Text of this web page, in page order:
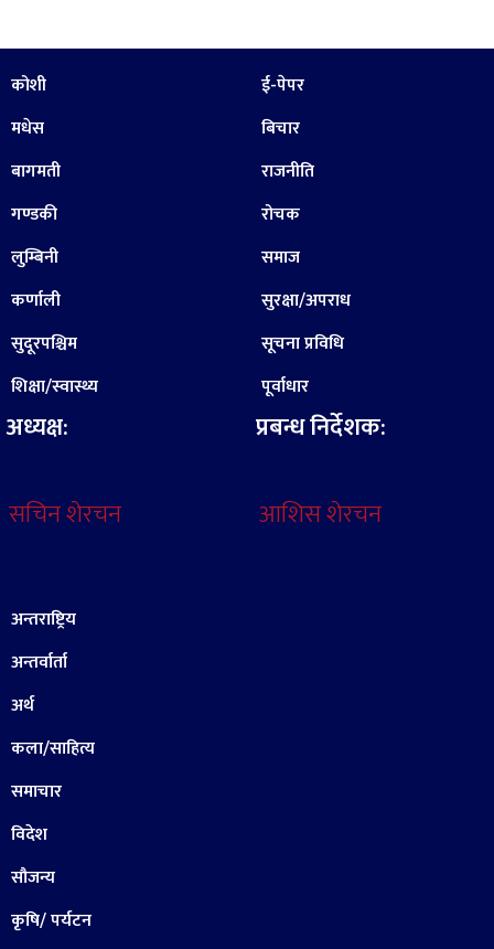
कोशी
मधेस
बागमती
गण्डकी
लुम्बिनी
कर्णाली
सुदूरपश्चिम
शिक्षा/स्वास्थ्य
अध्यक्ष:
सचिन शेरचन
ई-पेपर
बिचार
राजनीति
रोचक
समाज
सुरक्षा/अपराध
सूचना प्रविधि
पूर्वाधार
प्रबन्ध निर्देशक:
आशिस शेरचन
अन्तराष्ट्रिय
अन्तर्वार्ता
अर्थ
कला/साहित्य
समाचार
विदेश
सौजन्य
कृषि/ पर्यटन